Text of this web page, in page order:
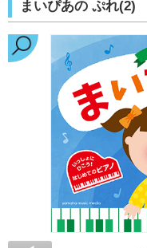
まいぴあの ぷれ(2)